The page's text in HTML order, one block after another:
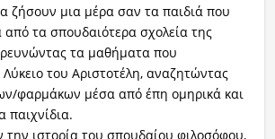
ζήσουν μια μέρα σαν τα παιδιά που
από τα σπουδαιότερα σχολεία της
τα μαθήματα που
του Αριστοτέλη, αναζητώντας
φαρμάκων μέσα από έπη ομηρικά και
παιχνίδια.
ιστορία του σπουδαίου φιλοσόφου,